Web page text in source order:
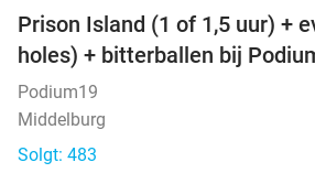
Prison Island (1 of 1,5 uur) +
holes) + bitterballen bij
Podium19
Middelburg
Solgt: 483